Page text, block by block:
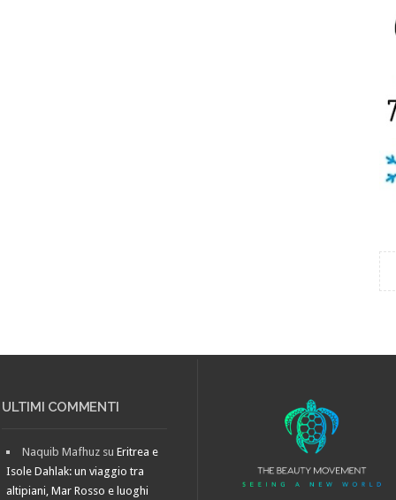
ULTIMI COMMENTI
Naquib Mafhuz suEritrea e
Isole Dahlak: un viaggio tra
altipiani, Mar Rosso e luoghi